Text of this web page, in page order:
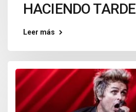
HACIENDO TARDE
Leer más